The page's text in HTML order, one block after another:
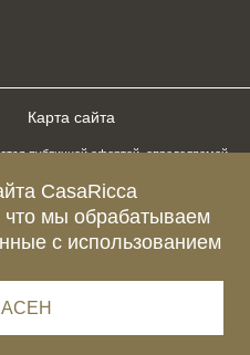
CasaRicca
что мы обрабатываем
с использованием
Карта сайта
публичной офертой, определяемой
Для получения актуальной и
и условиях поставки просьба
выше телефонам
I ЭТАЖ 2, КОМ. 81 Г.МОСКВА, ВН.ТЕР.